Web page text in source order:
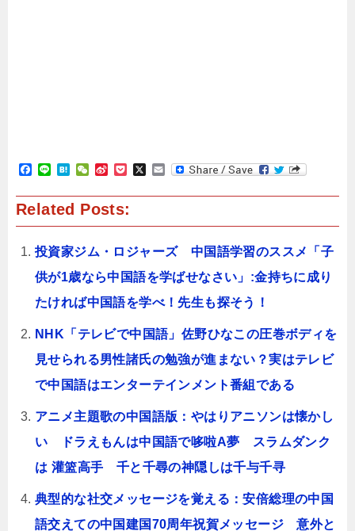
F
c
e
o
k
L
n
e
H
t
e
W
C
h
S
n
a
b
o
P
c
k
X
E
a
Related Posts:
投資家ジム・ロジャーズ 中国語学習のススメ「子
供が1歳なら中国語を学ばせなさい」:金持ちに成り
たければ中国語を学べ！先生も探そう！
NHK「テレビで中国語」佐野ひなこの圧巻ボディを
見せられる男性諸氏の勉強が進まない？実はテレビ
で中国語はエンターテインメント番組である
アニメ主題歌の中国語版：やはりアニソンは懐かし
い ドラえもんは中国語で哆啦A夢 スラムダンク
は 灌篮高手 千と千尋の神隠しは千与千寻
典型的な社交メッセージを覚える：安倍総理の中国
語交えての中国建国70周年祝賀メッセージ 意外と